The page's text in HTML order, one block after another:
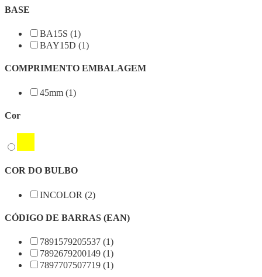
BASE
BA15S (1)
BAY15D (1)
COMPRIMENTO EMBALAGEM
45mm (1)
Cor
COR DO BULBO
INCOLOR (2)
CÓDIGO DE BARRAS (EAN)
7891579205537 (1)
7892679200149 (1)
7897707507719 (1)